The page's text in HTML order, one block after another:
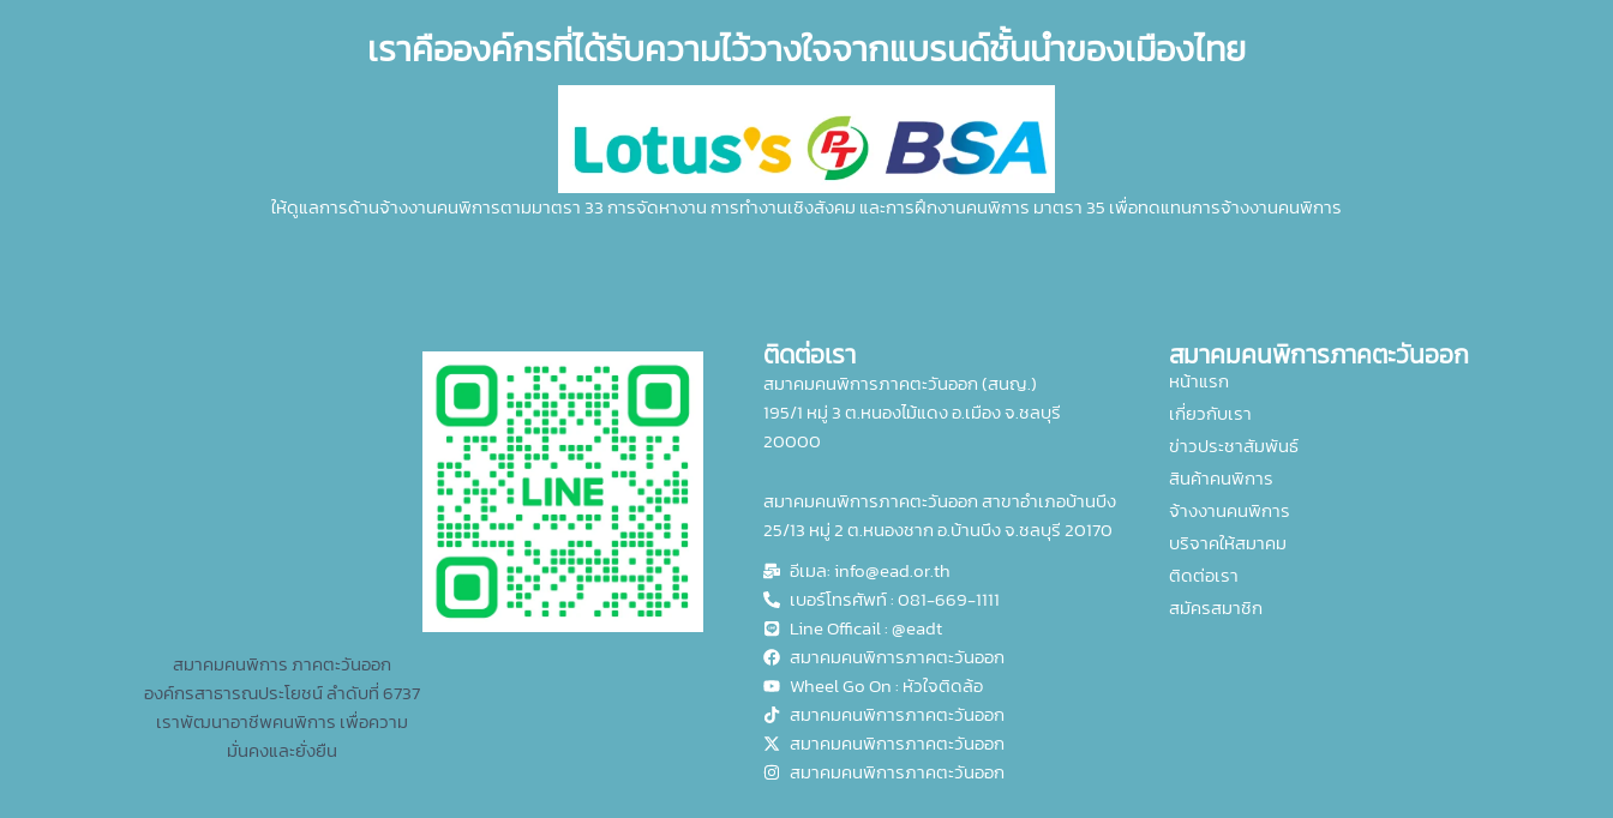
เราคือองค์กรที่ได้รับความไว้วางใจจากแบรนด์ชั้นนำของเมืองไทย
ให้ดูแลการด้านจ้างงานคนพิการตามมาตรา 33 การจัดหางาน การทำงานเชิงสังคม และการฝึกงานคนพิการ มาตรา 35 เพื่อทดแทนการจ้างงานคนพิการ
สมาคมคนพิการ ภาคตะวันออก
องค์กรสาธารณประโยชน์ ลำดับที่ 6737
เราพัฒนาอาชีพคนพิการ เพื่อความ
มั่นคงและยั่งยืน
ติดต่อเรา
สมาคมคนพิการภาคตะวันออก (สนญ.)
195/1 หมู่ 3 ต.หนองไม้แดง อ.เมือง จ.ชลบุรี
20000
สมาคมคนพิการภาคตะวันออก สาขาอำเภอบ้านบึง
25/13 หมู่ 2 ต.หนองชาก อ.บ้านบึง จ.ชลบุรี 20170
อีเมล: info@ead.or.th
เบอร์โทรศัพท์ : 081-669-1111
Line Officail : @eadt
สมาคมคนพิการภาคตะวันออก
Wheel Go On : หัวใจติดล้อ
สมาคมคนพิการภาคตะวันออก
สมาคมคนพิการภาคตะวันออก
สมาคมคนพิการภาคตะวันออก
สมาคมคนพิการภาคตะวันออก
หน้าแรก
เกี่ยวกับเรา
ข่าวประชาสัมพันธ์
สินค้าคนพิการ
จ้างงานคนพิการ
บริจาคให้สมาคม
ติดต่อเรา
สมัครสมาชิก